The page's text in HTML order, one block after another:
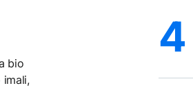
bio
imali,